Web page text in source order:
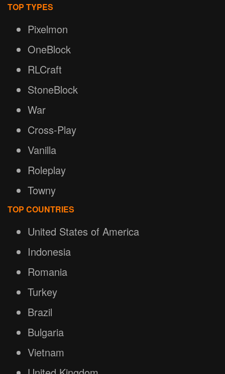
TOP TYPES
Pixelmon
OneBlock
RLCraft
StoneBlock
War
Cross-Play
Vanilla
Roleplay
Towny
TOP COUNTRIES
United States of America
Indonesia
Romania
Turkey
Brazil
Bulgaria
Vietnam